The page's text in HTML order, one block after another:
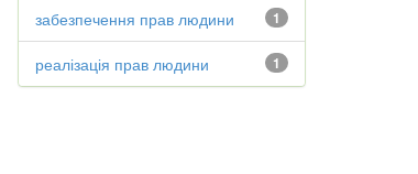
1
забезпечення прав людини
1
реалізація прав людини